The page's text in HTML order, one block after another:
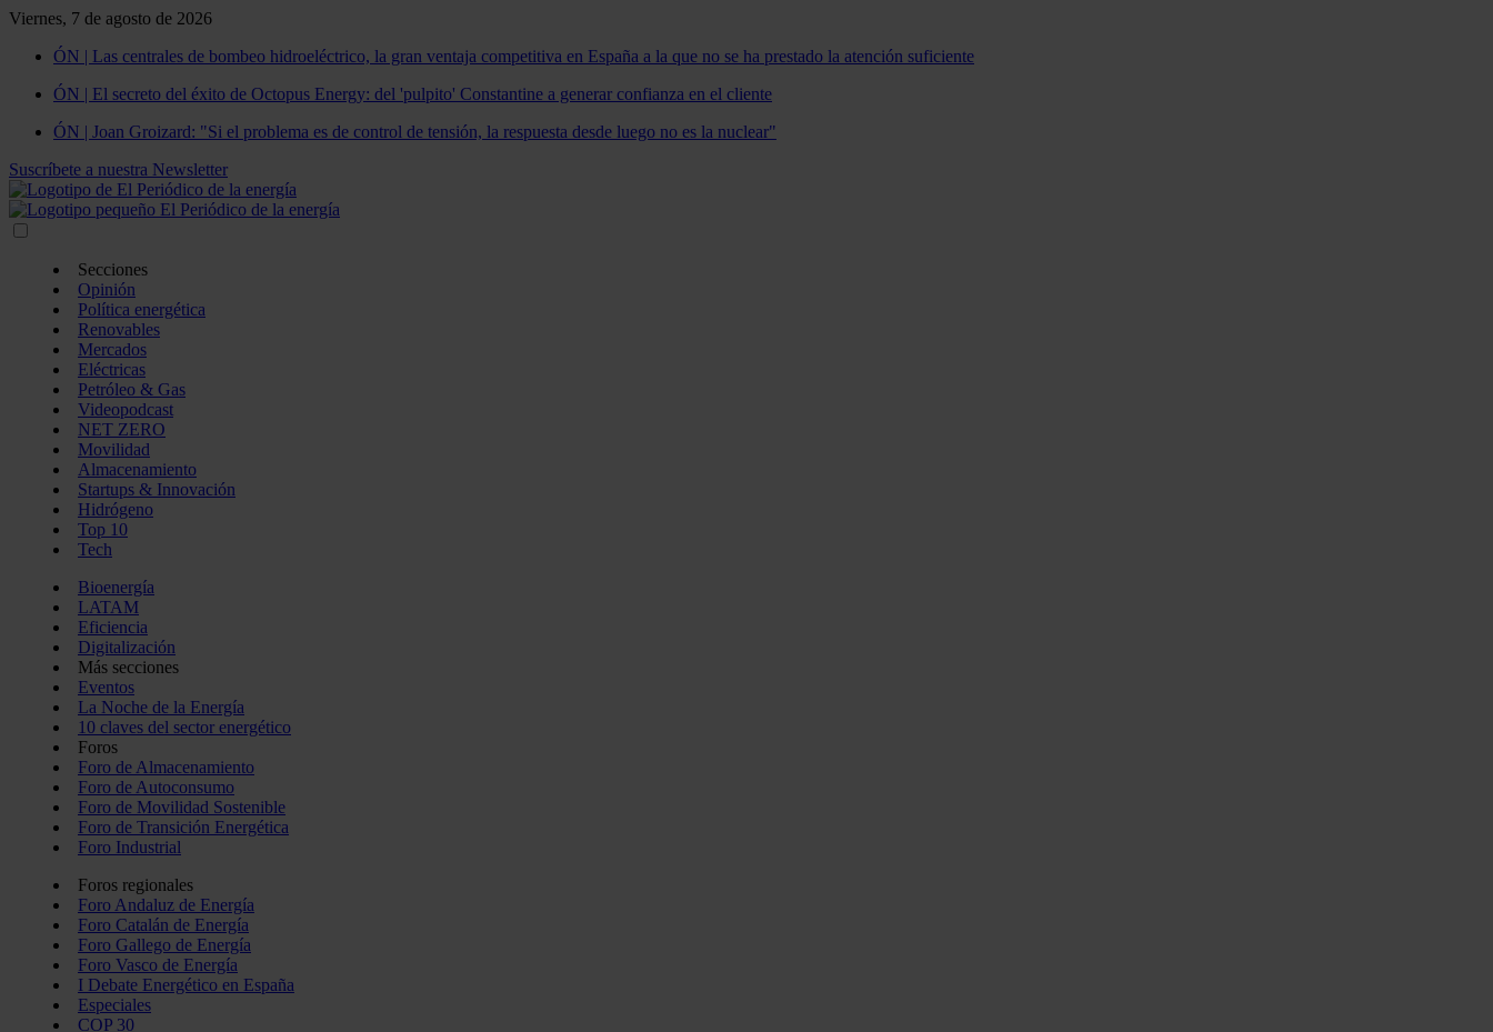
Viernes, 7 de agosto de 2026
ÓN | Las centrales de bombeo hidroeléctrico, la gran ventaja competitiva en España a la que no se ha prestado la atención suficiente
ÓN | El secreto del éxito de Octopus Energy: del 'pulpito' Constantine a generar confianza en el cliente
ÓN | Joan Groizard: "Si el problema es de control de tensión, la respuesta desde luego no es la nuclear"
Suscríbete a nuestra Newsletter
Secciones
Opinión
Política energética
Renovables
Mercados
Eléctricas
Petróleo & Gas
Videopodcast
NET ZERO
Movilidad
Almacenamiento
Startups & Innovación
Hidrógeno
Top 10
Tech
Bioenergía
LATAM
Eficiencia
Digitalización
Más secciones
Eventos
La Noche de la Energía
10 claves del sector energético
Foros
Foro de Almacenamiento
Foro de Autoconsumo
Foro de Movilidad Sostenible
Foro de Transición Energética
Foro Industrial
Foros regionales
Foro Andaluz de Energía
Foro Catalán de Energía
Foro Gallego de Energía
Foro Vasco de Energía
I Debate Energético en España
Especiales
COP 30